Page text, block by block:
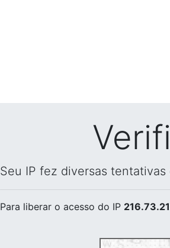
Seu IP fez diversas
Para liberar o acesso do IP